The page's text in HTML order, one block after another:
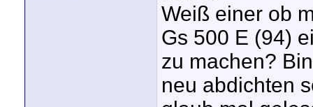
Weiß einer ob
Gs 500 E (94)
zu machen?
neu abdichten